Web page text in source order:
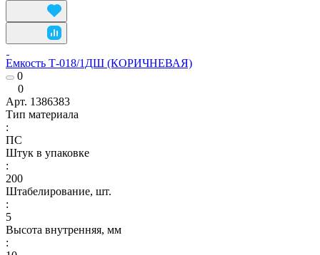
Емкость Т-018/1ДШ (КОРИЧНЕВАЯ)
0
0
Арт. 1386383
Тип материала
:
ПС
Штук в упаковке
:
200
Штабелирование, шт.
:
5
Высота внутренняя, мм
: